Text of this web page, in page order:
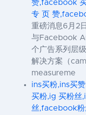
赞,facebook
专 页 赞
重磅消息6月2
与Facebook
个广告系列层
解决方案（
measureme
ins买粉,ins买
买粉,ig 买粉丝
丝,facebook